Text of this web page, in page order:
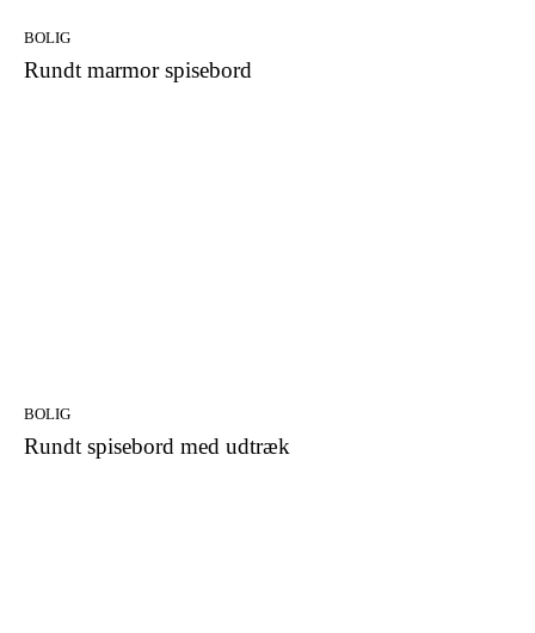
BOLIG
Rundt marmor spisebord
BOLIG
Rundt spisebord med udtræk